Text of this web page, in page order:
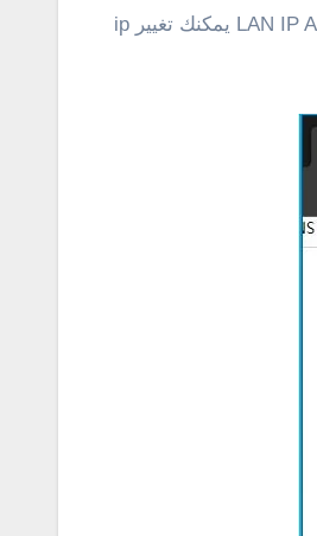
بعد الدخول إلى صفحة إعدادات الراوتر، أنقر على “Local Network”، ثم أنقر على LAN، مرر لاسفل وأنقر على “DHCP server”، أمام خانة LAN IP Address يمكنك تغيير ip